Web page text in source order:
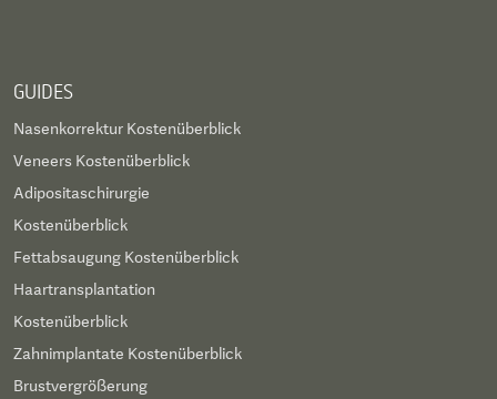
GUIDES
Nasenkorrektur Kostenüberblick
Veneers Kostenüberblick
Adipositaschirurgie
Kostenüberblick
Fettabsaugung Kostenüberblick
Haartransplantation
Kostenüberblick
Zahnimplantate Kostenüberblick
Brustvergrößerung